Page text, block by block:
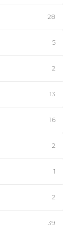
28
5
2
13
16
2
1
2
39